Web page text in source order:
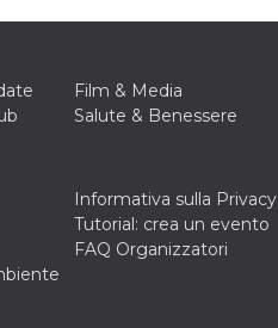
Film & Media
Salute & Benessere
Informativa sulla Privacy
Tutorial: crea un evento
FAQ Organizzatori